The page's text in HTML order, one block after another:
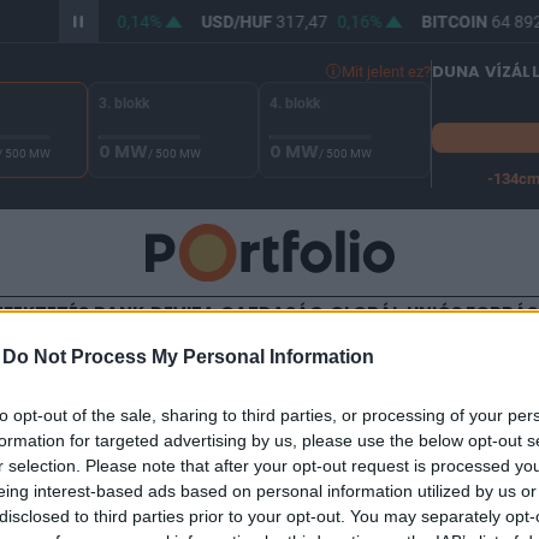
Do Not Process My Personal Information
opt-out of the sale, sharing to third parties, or processing of your
for targeted advertising by us, please use the below opt-out
selection. Please note that after your opt-out request is processed
interest-based ads based on personal information utilized by us
to third parties prior to your opt-out. You may separately
365,91 0,14% USD/HUF317,47 0,16% BITCOIN64
Mit jelent ez?
/ 500 MW
3. blokk
0 MW/ 500 MW
4. blokk
0 MW/ 500 MW
DUNA
-134cm
BANK DEVIZA GAZDASÁG GLOBÁL UNIÓS
az econet.hu